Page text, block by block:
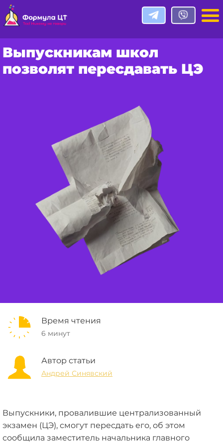
Выпускникам школ
позволят пересдавать ЦЭ
Время чтения
6 минут
Автор статьи
Андрей Синявский
Выпускники, провалившие централизованный
экзамен (ЦЭ), смогут пересдать его, об этом
сообщила заместитель начальника главного